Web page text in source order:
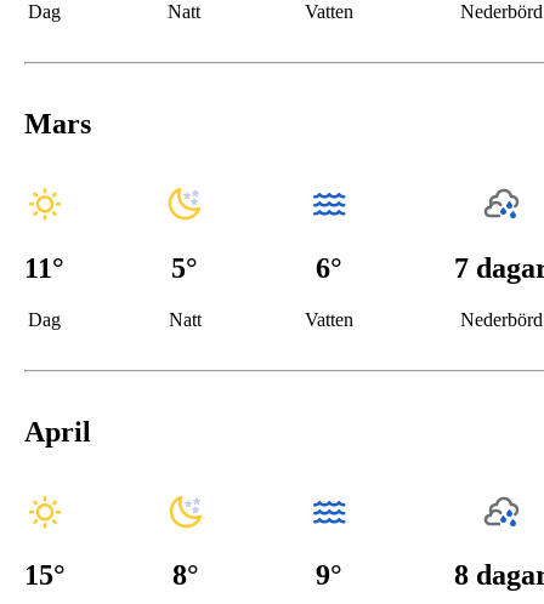
Dag Natt Vatten Nederbörd
Mars
11°
Dag
5°
Natt
6°
Vatten
7
Nederbörd
April
15° 8° 9° 8